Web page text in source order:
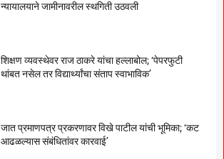
न्यायालयाने जामीनावरील स्थगिती उठवली
शिक्षण व्यवस्थेवर राज ठाकरे यांचा हल्लाबोल; ‘पेपरफुटी
थांबत नसेल तर विद्यार्थ्यांचा संताप स्वाभाविक’
जात प्रमाणपत्र प्रकरणावर विखे पाटील यांची भूमिका; ‘कट
आढळल्यास संबंधितांवर कारवाई’